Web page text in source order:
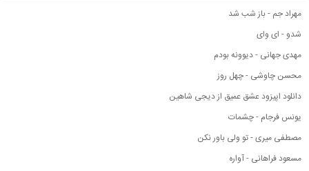
مهراد جم - باز شب شد
شدو - ای وای
مهدی جهانی - دیوونه بودم
محسن چاوشی - چهل روز
دانلود اپیزود عشق عمیق از دیجی شاهین
یونس فرجام - چشمات
مصطفی میری - تو ولی باور نکن
مسعود فراهانی - آواره